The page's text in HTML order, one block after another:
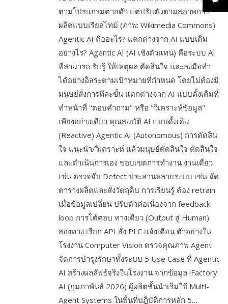
ตามโปรแกรมตายตัว แต่ปรับตัวตามสภาพการ
ผลิตแบบเรียลไทม์ (ภาพ: Wikimedia Commons)
Agentic AI คืออะไร? แตกต่างจาก AI แบบเดิม
อย่างไร? Agentic AI (AI เชิงตัวแทน) คือระบบ AI
ที่สามารถ รับรู้ ให้เหตุผล ตัดสินใจ และลงมือทำ
ได้อย่างอิสระตามเป้าหมายที่กำหนด โดยไม่ต้องมี
มนุษย์สั่งการทีละขั้น แตกต่างจาก AI แบบดั้งเดิมที่
ทำหน้าที่ "ตอบคำถาม" หรือ "วิเคราะห์ข้อมูล"
เพียงอย่างเดียว คุณสมบัติ AI แบบดั้งเดิม
(Reactive) Agentic AI (Autonomous) การตัดสิน
ใจ แนะนำ/วิเคราะห์ แล้วมนุษย์ตัดสินใจ ตัดสินใจ
และดำเนินการเอง ขอบเขตการทำงาน งานเดี่ยว
เช่น ตรวจจับ Defect ประสานหลายระบบ เช่น จัด
ตารางผลิตและสั่งวัตถุดิบ การเรียนรู้ ต้อง retrain
เมื่อข้อมูลเปลี่ยน ปรับตัวต่อเนื่องจาก feedback
loop การโต้ตอบ ทางเดียว (Output สู่ Human)
สองทาง เรียก API สั่ง PLC แจ้งเตือน ตัวอย่างใน
โรงงาน Computer Vision ตรวจคุณภาพ Agent
จัดการบำรุงรักษาทั้งระบบ 5 Use Case ที่ Agentic
AI สร้างผลลัพธ์จริงในโรงงาน จากข้อมูล iFactory
AI (กุมภาพันธ์ 2026) ผู้ผลิตชั้นนำเริ่มใช้ Multi-
Agent Systems ในพื้นที่ปฏิบัติการหลัก 5…